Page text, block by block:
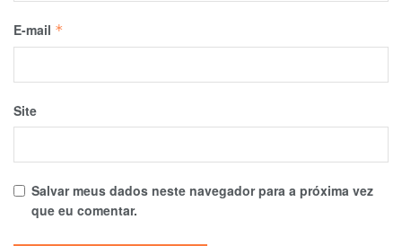
E-mail *
Site
Salvar meus dados neste navegador para a próxima vez
que eu comentar.